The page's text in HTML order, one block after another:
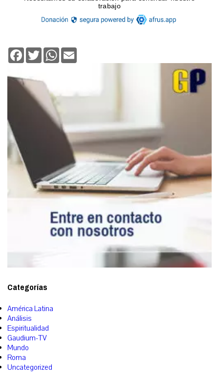
Facebook
TwitterWhatsApp
Categorías
América Latina
Análisis
Espiritualidad
Gaudium-TV
Mundo
Roma
Uncategorized